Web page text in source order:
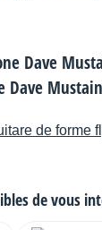
Dave
de forme
de vous